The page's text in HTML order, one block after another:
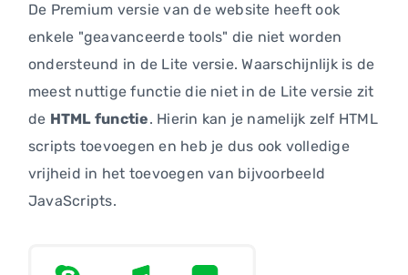
De Premium versie van de website heeft ook
enkele "geavanceerde tools" die niet worden
ondersteund in de Lite versie. Waarschijnlijk is de
meest nuttige functie die niet in de Lite versie zit
de HTML functie. Hierin kan je namelijk zelf HTML
scripts toevoegen en heb je dus ook volledige
vrijheid in het toevoegen van bijvoorbeeld
JavaScripts.